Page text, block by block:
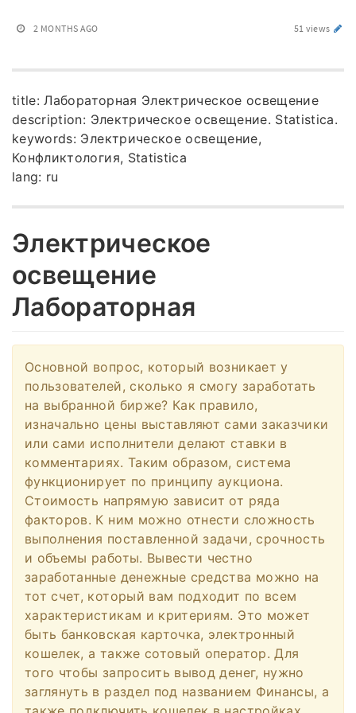
2 MONTHS AGO 51 views
title: Лабораторная Электрическое освещение
description: Электрическое освещение. Statistica.
keywords: Электрическое освещение,
Конфликтология, Statistica
lang: ru
Электрическое
освещение
Лабораторная
Основной вопрос, который возникает у
пользователей, сколько я смогу заработать
на выбранной бирже? Как правило,
изначально цены выставляют сами заказчики
или сами исполнители делают ставки в
комментариях. Таким образом, система
функционирует по принципу аукциона.
Стоимость напрямую зависит от ряда
факторов. К ним можно отнести сложность
выполнения поставленной задачи, срочность
и объемы работы. Вывести честно
заработанные денежные средства можно на
тот счет, который вам подходит по всем
характеристикам и критериям. Это может
быть банковская карточка, электронный
кошелек, а также сотовый оператор. Для
того чтобы запросить вывод денег, нужно
заглянуть в раздел под названием Финансы, а